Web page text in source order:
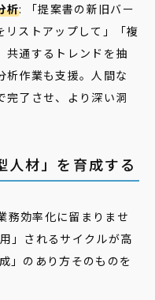
析: 「提案書の新旧バー
リストアップして」「複
共通するトレンドを抽
析作業も支援。人間な
完了させ、より深い洞
人材」を育成する
効率化に留まりませ
」されるサイクルが高
」のあり方そのものを